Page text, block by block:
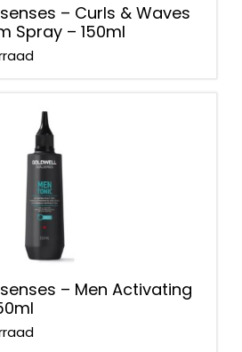
– Curls & Waves
Spray – 150ml
– Men Activating